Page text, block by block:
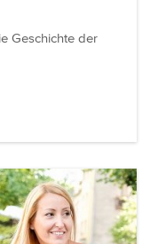
Geschichte der